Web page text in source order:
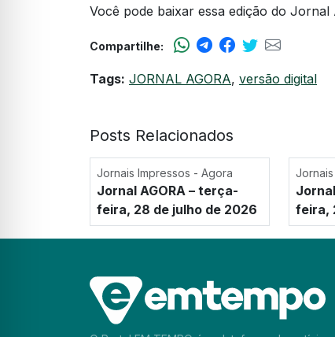
Você pode baixar essa edição do
Compartilhe:
Tags: JORNAL AGORA, versão digital
Posts Relacionados
Jornais Impressos - Agora
Jornal AGORA – terça-
feira, 28 de julho de 2026
feira,